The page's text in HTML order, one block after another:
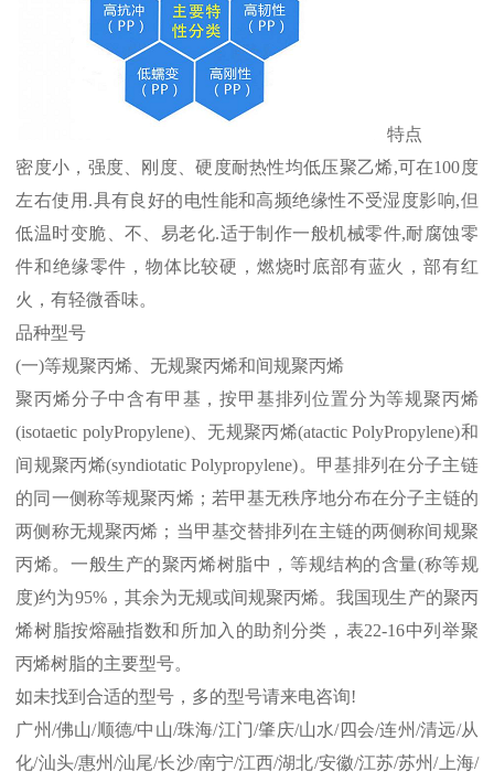
特点
密度小，强度、刚度、硬度耐热性均低压聚乙烯,可在100度
左右使用 .具有良好的电性能和高频绝缘性不受湿度影响,但
低温时变脆、不、易老化.适于制作一般机械零件,耐腐蚀零
件和绝缘零件，物体比较硬，燃烧时底部有蓝火，部有红
火，有轻微香味。
品种型号
(一)等规聚丙烯、无规聚丙烯和间规聚丙烯
聚丙烯分子中含有甲基，按甲基排列位置分为等规聚丙烯
(isotaetic polyPropylene)、无规聚丙烯(atactic PolyPropylene)和
间规聚丙烯(syndiotatic Polypropylene)。甲基排列在分子主链
的同一侧称等规聚丙烯；若甲基无秩序地分布在分子主链的
两侧称无规聚丙烯；当甲基交替排列在主链的两侧称间规聚
丙烯。一般生产的聚丙烯树脂中，等规结构的含量(称等规
度)约为95%，其余为无规或间规聚丙烯。我国现生产的聚丙
烯树脂按熔融指数和所加入的助剂分类，表22-16中列举聚
丙烯树脂的主要型号。
如未找到合适的型号，多的型号请来电咨询!
广州/佛山/顺德/中山/珠海/江门/肇庆/山水/四会/连州/清远/从
化/汕头/惠州/汕尾/长沙/南宁/江西/湖北/安徽/江苏/苏州/上海/